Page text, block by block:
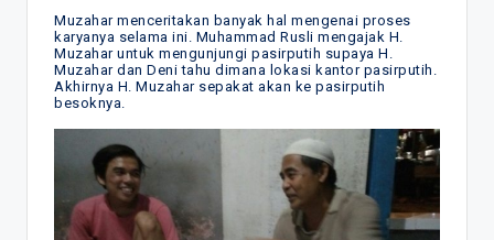
Muzahar menceritakan banyak hal mengenai proses
karyanya selama ini. Muhammad Rusli mengajak H.
Muzahar untuk mengunjungi pasirputih supaya H.
Muzahar dan Deni tahu dimana lokasi kantor pasirputih.
Akhirnya H. Muzahar sepakat akan ke pasirputih
besoknya.